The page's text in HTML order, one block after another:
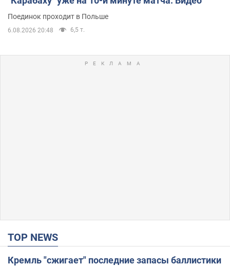
Поединок проходит в Польше
6.08.2026 20:48 6,5 т.
TOP NEWS
Кремль "сжигает" последние запасы баллистики